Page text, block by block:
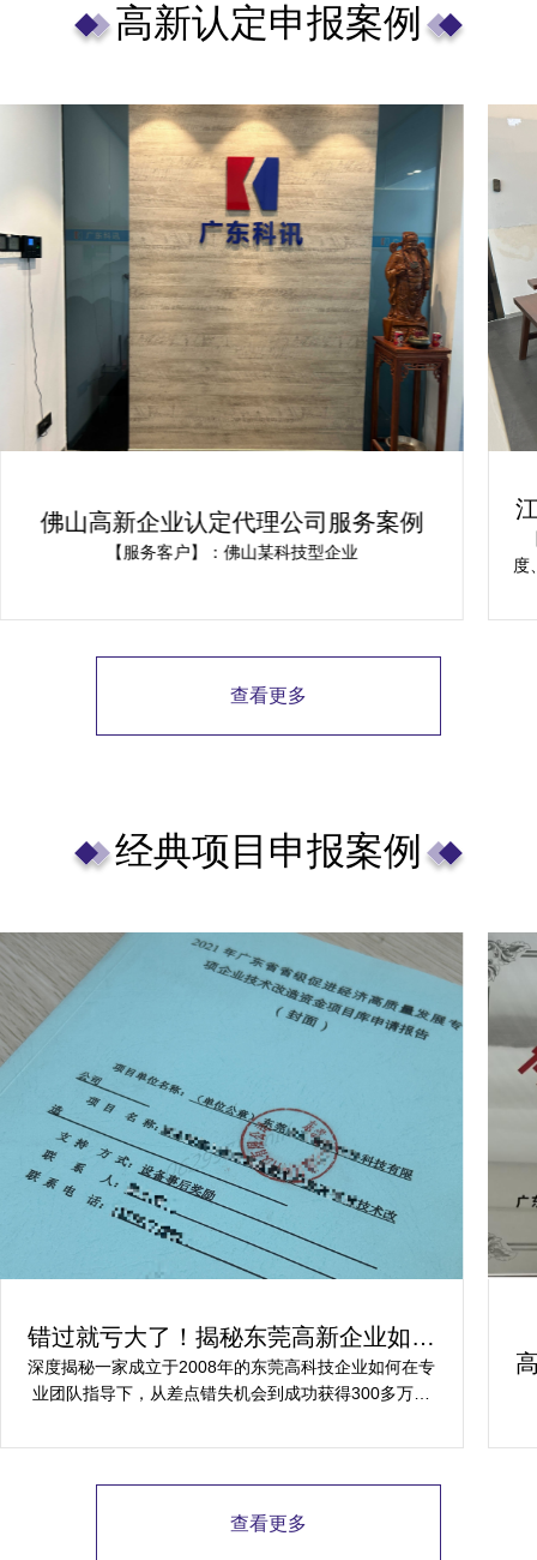
高新认定申报案例
江门市高新技术企业认定案例：广东科
讯为企业提供解决方案
【报价说明】：广东科讯需结合公司体量、操作难易
度、文献整理情况来确认江门市高新技术企业认定报价~
预测规划项目安排。
查看更多
经典项目申报案例
错过就亏大了！揭秘东莞高新企业如何
轻松拿下省级技术改造项目300万补贴
深度揭秘一家成立于2008年的东莞高科技企业如何在专
业团队指导下，从差点错失机会到成功获得300多万元
查看更多